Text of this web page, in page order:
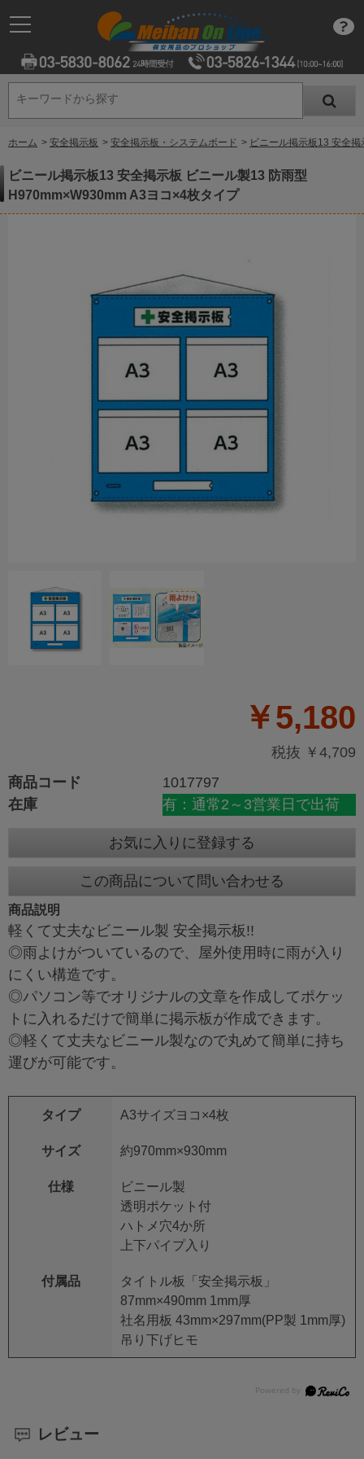
キーワードから探す
キーワードから探す
ホーム > 安全掲示板 > 安全掲示板・システムボード > ビニール掲示板13 安全
ビニール掲示板13 安全掲示板 ビニール製13 防雨型
H970mm×W930mm A3ヨコ×4枚タイプ
￥5,180
税抜 ￥4,709
商品コード
1017797
在庫
有：通常2～3営業日で出荷
お気に入りに登録する
この商品について問い合わせる
商品説明
軽くて丈夫なビニール製 安全掲示板!!
◎雨よけがついているので、屋外使用時に雨が入り
にくい構造です。
◎パソコン等でオリジナルの文章を作成してポケッ
トに入れるだけで簡単に掲示板が作成できます。
◎軽くて丈夫なビニール製なので丸めて簡単に持ち
運びが可能です。
タイプ A3サイズヨコ×4枚
サイズ 約970mm×930mm
仕様
ビニール製
透明ポケット付
ハトメ穴4か所
上下パイプ入り
付属品
タイトル板「安全掲示板」
87mm×490mm 1mm厚
社名用板 43mm×297mm(PP製 1mm厚)
吊り下げヒモ
レビュー